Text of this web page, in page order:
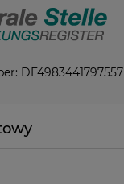
DE4983441797557